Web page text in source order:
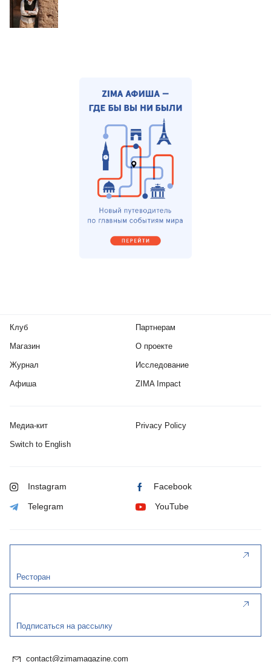
Клуб
Магазин
Журнал
Афиша
Партнерам
О проекте
Исследование
ZIMA Impact
Медиа-кит Privacy Policy
Switch to English
Instagram Facebook
Telegram YouTube
Ресторан
Подписаться на рассылку
contact@zimamagazine.com